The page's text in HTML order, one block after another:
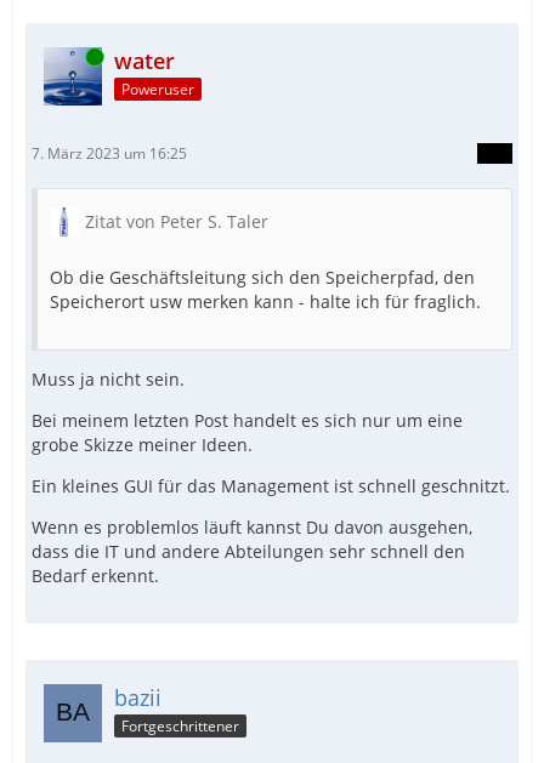
Online water
Poweruser
7. März 2023 um 16:25
Zitat von Peter S. Taler
Ob die Geschäftsleitung sich den Speicherpfad, den
Speicherort usw merken kann - halte ich für fraglich.
Muss ja nicht sein.
Bei meinem letzten Post handelt es sich nur um eine
grobe Skizze meiner Ideen.
Ein kleines GUI für das Management ist schnell geschnitzt.
Wenn es problemlos läuft kannst Du davon ausgehen,
dass die IT und andere Abteilungen sehr schnell den
Bedarf erkennt.
bazii
Fortgeschrittener